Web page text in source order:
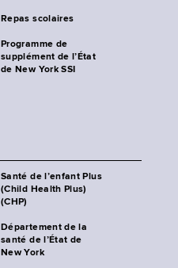
Repas scolaires
Programme de
supplément de l’État
de New York SSI
Santé de l’enfant Plus
(Child Health Plus)
(CHP)
Département de la
santé de l’État de
New York